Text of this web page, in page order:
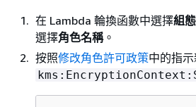
在 Lambda 輪換函數中選擇組態
選擇角色名稱。
按照修改角色許可政策中的指